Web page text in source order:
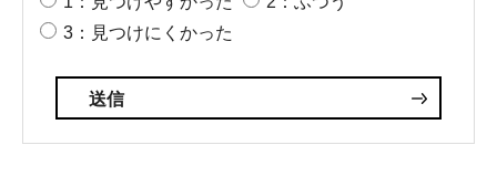
3：見つけにくかった